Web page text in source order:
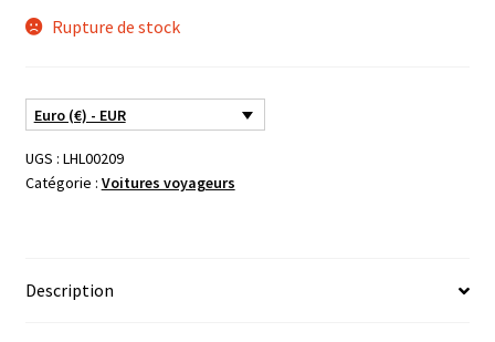
Rupture de stock
Euro (€) - EUR
UGS : LHL00209
Catégorie : Voitures voyageurs
Description